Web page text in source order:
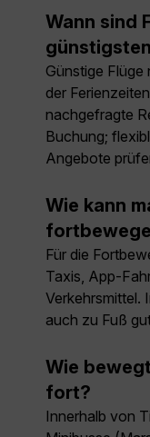
Wann sind
Günstige
der
nachgefragte
Buchung;
Angebote
Wie kann
Für die
Taxis, App-
Verkehrsmittel.
auch zu Fuß
Wie
fort?
Innerhalb von